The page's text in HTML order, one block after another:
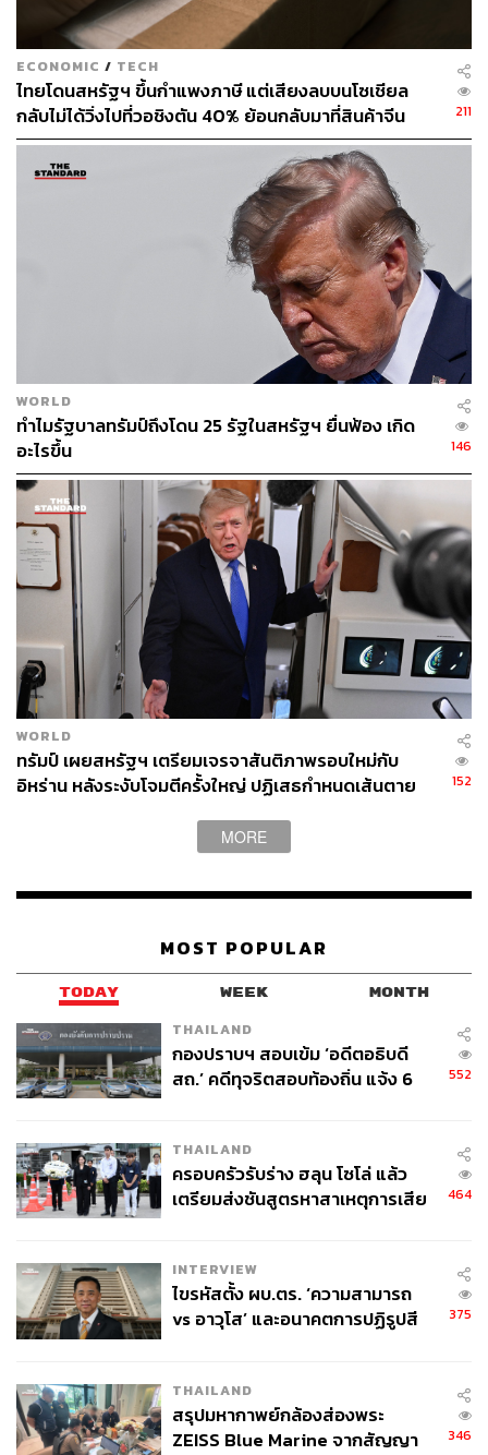
ภูริภัทร สังขพัฒน์
ผู้ช่วยผู้สื่อข่าวประจำอาซาฮี ชิมบุน
ECONOMIC / TECH
ไทยโดนสหรัฐฯ ขึ้นกำแพงภาษี แต่เสียงลบบนโซเชียล
กลับไม่ได้วิ่งไปที่วอชิงตัน 40% ย้อนกลับมาที่สินค้าจีน
ราคาถูกที่ทะลักจน SME ไทยสู้ไม่ไหว
211
WORLD
ทำไมรัฐบาลทรัมป์ถึงโดน 25 รัฐในสหรัฐฯ ยื่นฟ้อง เกิด
อะไรขึ้น
146
WORLD
ทรัมป์ เผยสหรัฐฯ เตรียมเจรจาสันติภาพรอบใหม่กับ
อิหร่าน หลังระงับโจมตีครั้งใหญ่ ปฏิเสธกำหนดเส้นตาย
152
MORE
MOST POPULAR
TODAY WEEK MONTH
THAILAND
กองปราบฯ สอบเข้ม ‘อดีตอธิบดี
สถ.’ คดีทุจริตสอบท้องถิ่น แจ้ง 6
552
THAILAND
ครอบครัวรับร่าง ฮลุน โซโล่ แล้ว
เตรียมส่งชันสูตรหาสาเหตุการเสีย
464
INTERVIEW
ไขรหัสตั้ง ผบ.ตร. ‘ความสามารถ
vs อาวุโส’ และอนาคตการปฏิรูปสี
375
THAILAND
สรุปมหากาพย์กล้องส่องพระ
ZEISS Blue Marine จากสัญญา
346